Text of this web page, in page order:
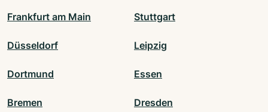
Frankfurt am Main Stuttgart
Düsseldorf Leipzig
Dortmund Essen
Bremen Dresden